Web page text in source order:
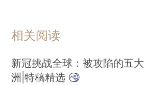
相关阅读
新冠挑战全球：被攻陷的五大
洲|特稿精选